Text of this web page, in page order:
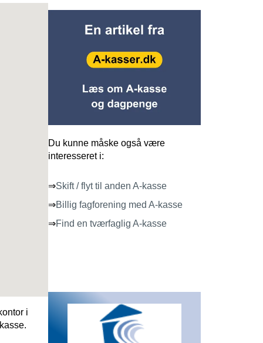
i
Du kunne måske også være
interesseret i:
⇒Skift / flyt til anden A-kasse
⇒Billig fagforening med A-kasse
⇒Find en tværfaglig A-kasse